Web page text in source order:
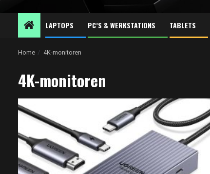
LAPTOPS PC’S & WERKSTATIONS TABLETS
Home 4K-monitoren
4K-monitoren